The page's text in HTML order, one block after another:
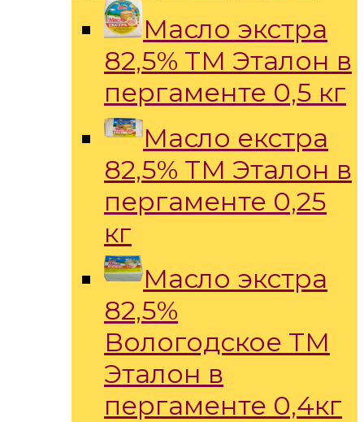
Масло экстра
82,5% ТМ Эталон в
пергаменте 0,5 кг
Масло екстра
82,5% ТМ Эталон в
пергаменте 0,25
кг
Масло экстра
82,5%
Вологодское ТМ
Эталон в
пергаменте 0,4кг